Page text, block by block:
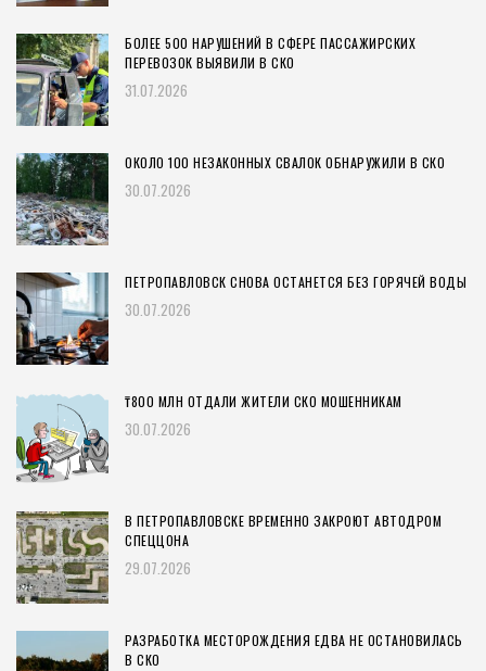
БОЛЕЕ 500 НАРУШЕНИЙ В СФЕРЕ ПАССАЖИРСКИХ
ПЕРЕВОЗОК ВЫЯВИЛИ В СКО
31.07.2026
ОКОЛО 100 НЕЗАКОННЫХ СВАЛОК ОБНАРУЖИЛИ В СКО
30.07.2026
ПЕТРОПАВЛОВСК СНОВА ОСТАНЕТСЯ БЕЗ ГОРЯЧЕЙ ВОДЫ
30.07.2026
₸800 МЛН ОТДАЛИ ЖИТЕЛИ СКО МОШЕННИКАМ
30.07.2026
В ПЕТРОПАВЛОВСКЕ ВРЕМЕННО ЗАКРОЮТ АВТОДРОМ
СПЕЦЦОНА
29.07.2026
РАЗРАБОТКА МЕСТОРОЖДЕНИЯ ЕДВА НЕ ОСТАНОВИЛАСЬ
В СКО